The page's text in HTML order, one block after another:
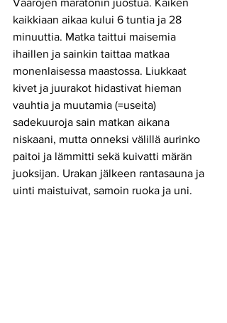
Vaarojen maratonin juostua. Kaiken
kaikkiaan aikaa kului 6 tuntia ja 28
minuuttia. Matka taittui maisemia
ihaillen ja sainkin taittaa matkaa
monenlaisessa maastossa. Liukkaat
kivet ja juurakot hidastivat hieman
vauhtia ja muutamia (=useita)
sadekuuroja sain matkan aikana
niskaani, mutta onneksi välillä aurinko
paitoi ja lämmitti sekä kuivatti märän
juoksijan. Urakan jälkeen rantasauna ja
uinti maistuivat, samoin ruoka ja uni.